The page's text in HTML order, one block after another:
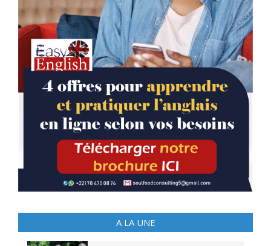
A LA UNE